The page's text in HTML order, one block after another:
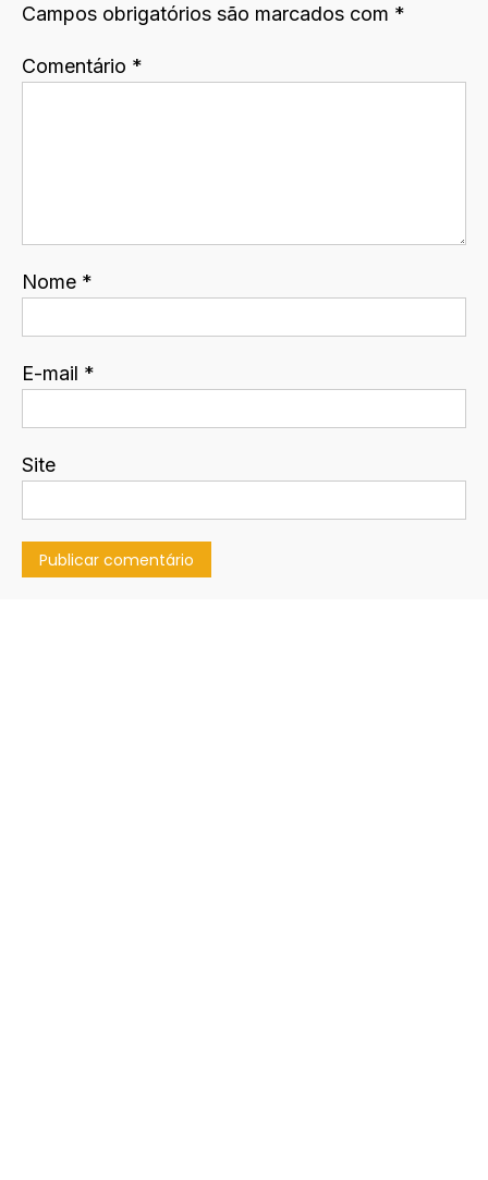
Campos obrigatórios são marcados com *
Comentário *
Nome *
E-mail *
Site